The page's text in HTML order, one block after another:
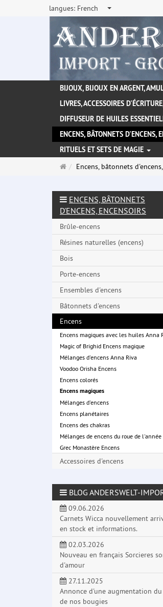
langues: French
BIJOUX, BIJOUX EN ARGENT,
LIVRES, ACCESSOIRES
DIFFUSEUR DE HUILES
ENCENS, BÂTONNETS D'ENCENS,
RITUELS ET SETS DE MAGIE
PageEncens, bâtonnets
ENCENS, BÂTONNETS
D'ENCENS, ENCENSOIRS
Brûle-encens
Résines naturelles (encens)
Bois
Porte-encens
Ensembles d'encens
Bâtonnets d'encens
Encens
Encens magiques avec les huiles Anna
Magic of Brighid Encens magique
Mélanges d'encens Anna Riva
Voodoo Orisha Encens
Encens colorés
Encens magiques
Mélanges d'encens
Encens planétaires
Encens des chakras
Mélanges de encens du roue de l'année
Grec Monastère Encens
Accessoires d'encens
BLOG ANDERSWELT-
09.06.2026
Carnets Wicca nouvellement
en stock et informations.
02.03.2026
Nouveau en français Sorcieres
d'amour
27.11.2025
Annonce d'une augmentation
de nos bougies